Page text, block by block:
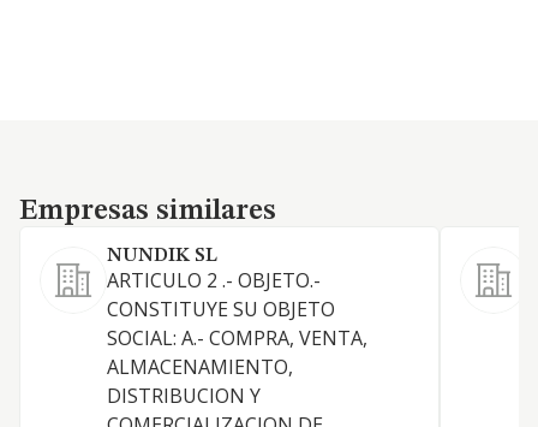
Empresas similares
Empresas similares
NUNDIK SL
ARTICULO 2 .- OBJETO.-
CONSTITUYE SU OBJETO
SOCIAL: A.- COMPRA, VENTA,
ALMACENAMIENTO,
DISTRIBUCION Y